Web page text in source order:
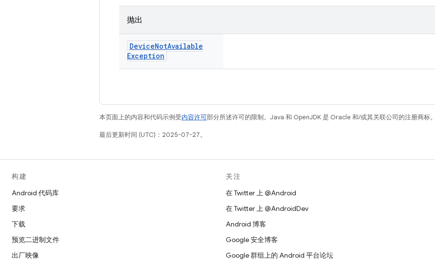
抛出
DeviceNotAvailable
Exception
本页面上的内容和代码示例受内容许可部分所述许可的限制。Java 和 OpenJDK 是 Oracle 和/或其关联公司的注册商标。
最后更新时间 (UTC)：2025-07-27。
构建
Android 代码库
要求
下载
预览二进制文件
出厂映像
关注
在 Twitter 上 @Android
在 Twitter 上 @AndroidDev
Android 博客
Google 安全博客
Google 群组上的 Android 平台论坛